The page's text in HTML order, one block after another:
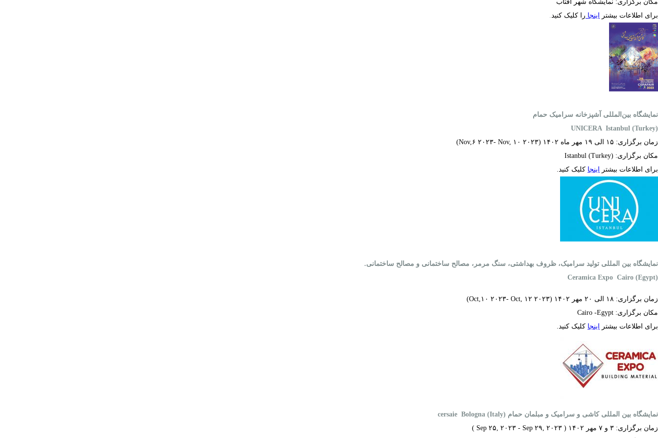
مکان برگزاری: نمایشگاه شهر آفتاب
برای اطلاعات بیشتر
اینجا را کلیک کنید.
نمایشگاه بین‌المللی آشپزخانه سرامیک حمام
UNICERA Istanbul (Turkey)
زمان برگزاری: ۱۵ الی ۱۹ مهر ماه ۱۴۰۲ (Nov,۶ ۲۰۲۳- Nov, ۱۰ ۲۰۲۳)
مکان برگزاری: Istanbul (Turkey)
برای اطلاعات بیشتر
اینجا کلیک کنید.
نمایشگاه بین المللی تولید سرامیک، ظروف بهداشتی، سنگ مرمر، مصالح ساختمانی و مصالح ساختمانی.
Ceramica Expo Cairo (Egypt)
زمان برگزاری: ۱۸ الی ۲۰ مهر ۱۴۰۲ (Oct,۱۰ ۲۰۲۳- Oct, ۱۲ ۲۰۲۳)
مکان برگزاری: Cairo -Egypt
برای اطلاعات بیشتر
اینجا کلیک کنید.
نمایشگاه بین المللی کاشی و سرامیک و مبلمان حمام cersaie Bologna (Italy)
زمان برگزاری: ۳ و ۷ مهر ۱۴۰۲ (
Sep ۲۵, ۲۰۲۳ - Sep ۲۹, ۲۰۲۳ )